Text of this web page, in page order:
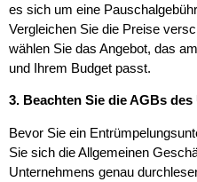
es sich um eine
Vergleichen Sie die Preise
wählen Sie das Angebot, das
und Ihrem Budget passt.
3. Beachten Sie die AGBs
Bevor Sie ein
Sie sich die Allgemeinen
Unternehmens genau